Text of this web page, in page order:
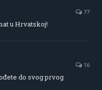
77
u Hrvatskoj!
16
do svog prvog